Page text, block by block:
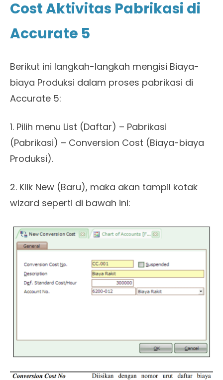
Cost Aktivitas Pabrikasi di
Accurate 5
Berikut ini langkah-langkah mengisi Biaya-
biaya Produksi dalam proses pabrikasi di
Accurate 5:
1. Pilih menu List (Daftar) – Pabrikasi
(Pabrikasi) – Conversion Cost (Biaya-biaya
Produksi).
2. Klik New (Baru), maka akan tampil kotak
wizard seperti di bawah ini: